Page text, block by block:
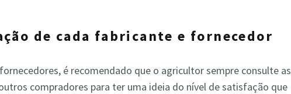
de cada fabricante e fornecedor
é recomendado que o agricultor sempre consulte as
compradores para ter uma ideia do nível de satisfação que